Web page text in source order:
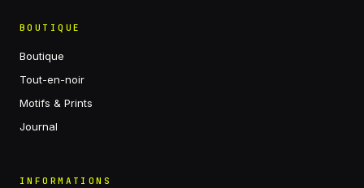
BOUTIQUE
Boutique
Tout-en-noir
Motifs & Prints
Journal
INFORMATIONS